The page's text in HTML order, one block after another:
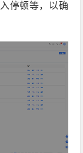
停顿等，以确